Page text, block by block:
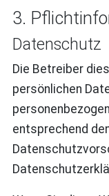
3.
Datenschutz
Die Betreiber
persönlichen
entsprechend